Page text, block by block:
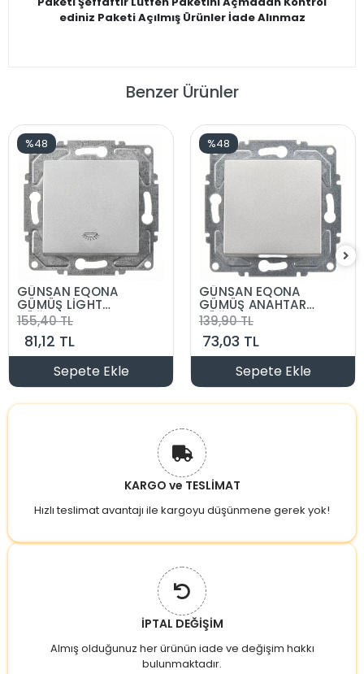
ediniz Paketi Açılmış Ürünler İade Alınmaz
Benzer Ürünler
%48
GÜNSAN EQONA
GÜMÜŞ LİGHT
DÜĞME MEKANİZMA
155,40 TL
81,12 TL
Sepete Ekle
%48
GÜNSAN EQONA
GÜMÜŞ ANAHTAR
DÜĞME MEKANİZMA
139,90 TL
73,03 TL
Sepete Ekle
KARGO ve TESLİMAT
Hızlı teslimat avantajı ile kargoyu düşünmene gerek yok!
İPTAL DEĞİŞİM
Almış olduğunuz her ürünün iade ve değişim hakkı
bulunmaktadır.